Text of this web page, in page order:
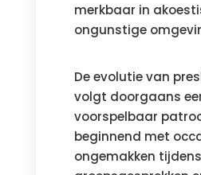
merkbaar in
ongunstige
De evolutie van
volgt doorgaans
voorspelbaar
beginnend met
ongemakken tijdens